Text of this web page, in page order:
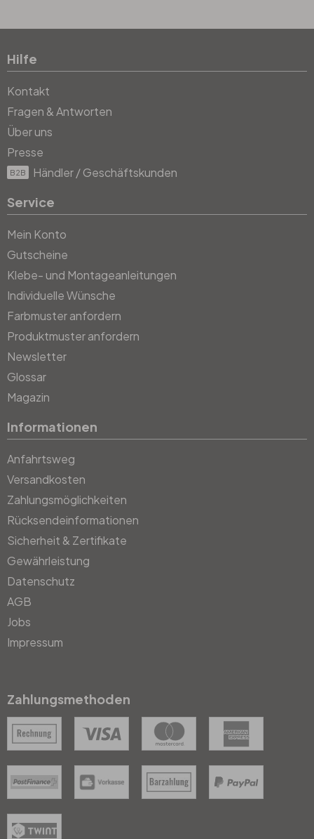
Hilfe
Kontakt
Fragen & Antworten
Über uns
Presse
B2B Händler / Geschäftskunden
Service
Mein Konto
Gutscheine
Klebe- und Montageanleitungen
Individuelle Wünsche
Farbmuster anfordern
Produktmuster anfordern
Newsletter
Glossar
Magazin
Informationen
Anfahrtsweg
Versandkosten
Zahlungsmöglichkeiten
Rücksendeinformationen
Sicherheit & Zertifikate
Gewährleistung
Datenschutz
AGB
Jobs
Impressum
Zahlungsmethoden